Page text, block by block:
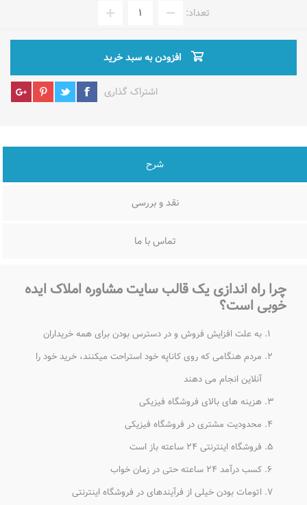
تعداد:
افزودن به سبد خرید
اشتراک گذاری
شرح
نقد و بررسی
تماس با ما
چرا راه اندازی یک قالب سایت مشاوره املاک ایده
خوبی است؟
به علت افزایش فروش و در دسترس بودن برای همه خریداران
مردم هنگامی که روی کاناپه خود استراحت میکنند، خرید خود را
آنلاین انجام می دهند
هزینه های بالای فروشگاه فیزیکی
محدودیت مشتری در فروشگاه فیزیکی
فروشگاه اینترنتی ۲۴ ساعته باز است
کسب درآمد ۲۴ ساعته حتی در زمان خواب
اتومات بودن خیلی از فرآیندهای در فروشگاه اینترنتی